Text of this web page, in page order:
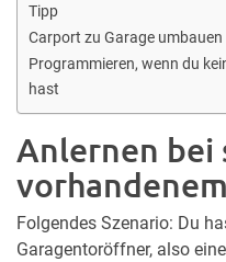
Tipp
Carport zu Garage umbauen
Programmieren, wenn du
hast
Anlernen bei
Folgendes Szenario: Du
Garagentoröffner, also